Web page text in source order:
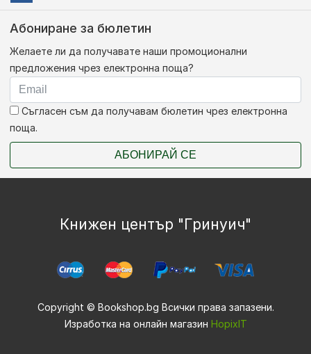
Абониране за бюлетин
Желаете ли да получавате наши промоционални
предложения чрез електронна поща?
Съгласен съм да получавам бюлетин чрез електронна
поща.
АБОНИРАЙ СЕ
Книжен център "Гринуич"
Copyright © Bookshop.bg Всички права запазени.
Изработка на онлайн магазин HopixIT